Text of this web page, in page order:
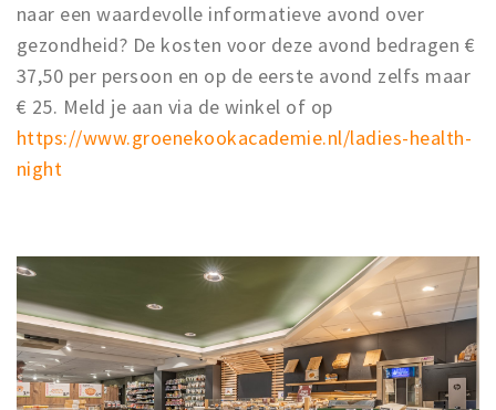
naar een waardevolle informatieve avond over
gezondheid? De kosten voor deze avond bedragen €
37,50 per persoon en op de eerste avond zelfs maar
€ 25. Meld je aan via de winkel of op
https://www.groenekookacademie.nl/ladies-health-
night